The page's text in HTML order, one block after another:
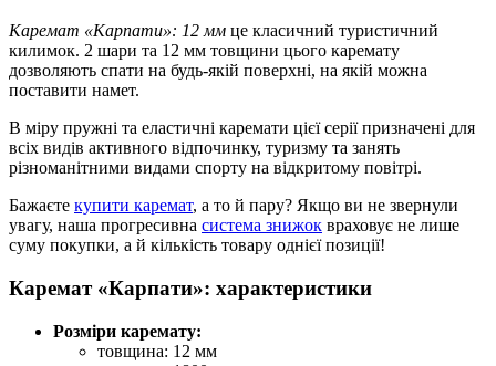
Каремат «Карпати»: 12 мм це класичний туристичний
килимок. 2 шари та 12 мм товщини цього каремату
дозволяють спати на будь-якій поверхні, на якій можна
поставити намет.
В міру пружні та еластичні каремати цієї серії призначені для
всіх видів активного відпочинку, туризму та занять
різноманітними видами спорту на відкритому повітрі.
Бажаєте купити каремат, а то й пару? Якщо ви не звернули
увагу, наша прогресивна система знижок враховує не лише
суму покупки, а й кількість товару однієї позиції!
Каремат «Карпати»: характеристики
Розміри каремату:
товщина: 12 мм